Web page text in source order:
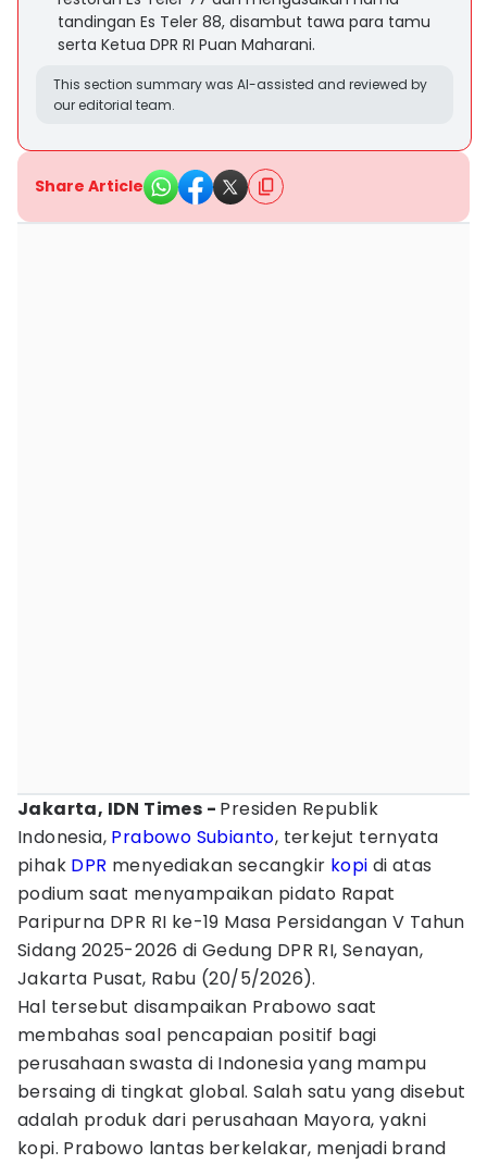
tandingan Es Teler 88, disambut tawa para tamu
serta Ketua DPR RI Puan Maharani.
This section summary was AI-assisted and reviewed by
our editorial team.
Share Article
Jakarta, IDN Times - Presiden Republik
Indonesia, Prabowo Subianto, terkejut ternyata
pihak DPR menyediakan secangkir kopi di atas
podium saat menyampaikan pidato Rapat
Paripurna DPR RI ke-19 Masa Persidangan V Tahun
Sidang 2025-2026 di Gedung DPR RI, Senayan,
Jakarta Pusat, Rabu (20/5/2026).
Hal tersebut disampaikan Prabowo saat
membahas soal pencapaian positif bagi
perusahaan swasta di Indonesia yang mampu
bersaing di tingkat global. Salah satu yang disebut
adalah produk dari perusahaan Mayora, yakni
kopi. Prabowo lantas berkelakar, menjadi brand